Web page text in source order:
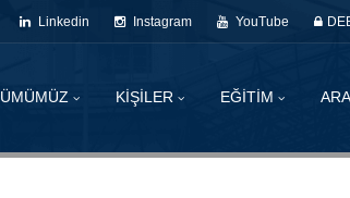
Linkedin Instagram YouTube
KİŞİLER EĞİTİM